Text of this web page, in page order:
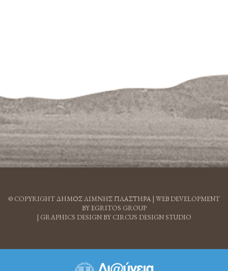
© COPYRIGHT ΔΗΜΟΣ ΛΙΜΝΗΣ ΠΛΑΣΤΗΡΑ | WEB DEVELOPMENT
BY EGRITOS GROUP
| GRAPHICS DESIGN BY CIRCUS DESIGN STUDIO